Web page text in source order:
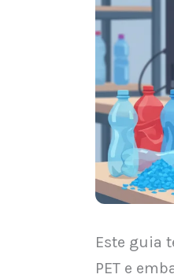
Este guia
PET e